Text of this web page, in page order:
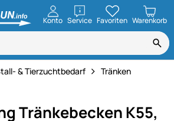
Konto ServiceöffnenFavoriten Warenkorb
Hof& Tierzuchtbedarf Tränken
Tränkebecken K55,